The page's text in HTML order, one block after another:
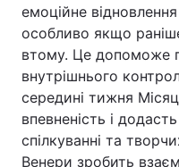
емоційне
особливо якщо
втому. Це допоможе
внутрішнього
середині тижня
впевненість і
спілкуванні та
Венери зробить